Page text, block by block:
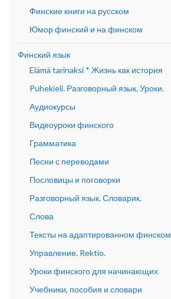
Финские книги на русском
Юмор финский и на финском
Финский язык
Elämä tarinaksi * Жизнь как история
Puhekieli. Разговорный язык. Уроки.
Аудиокурсы
Видеоуроки финского
Грамматика
Песни с переводами
Пословицы и поговорки
Разговорный язык. Словарик.
Слова
Тексты на адаптированном финском
Управление. Rektio.
Уроки финского для начинающих
Учебники, пособия и словари